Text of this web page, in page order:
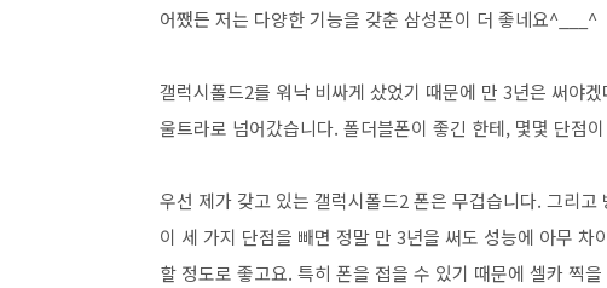
어쨌든 저는 다양한 기능을 갖춘 삼성폰이 더 좋네요^___^
갤럭시폴드2를 워낙 비싸게 샀었기 때문에 만 3년은 써야
울트라로 넘어갔습니다. 폴더블폰이 좋긴 한테, 몇몇 단점
우선 제가 갖고 있는 갤럭시폴드2 폰은 무겁습니다. 그리
이 세 가지 단점을 빼면 정말 만 3년을 써도 성능에 아무
할 정도로 좋고요. 특히 폰을 접을 수 있기 때문에 셀카 찍